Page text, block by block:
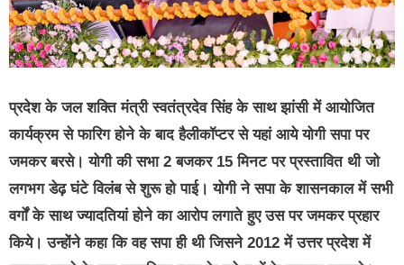
प्रदेश के जल शक्ति मंत्री स्वतंत्रदेव सिंह के साथ झांसी में आयोजित
कार्यक्रम से फारिग होने के बाद हैलीकॉप्टर से यहां आये योगी सपा पर
जमकर बरसे। योगी की सभा 2 बजकर 15 मिनट पर प्रस्तावित थी जो
लगभग डेढ़ घंटे विलंब से शुरू हो पाई। योगी ने सपा के शासनकाल में सभी
वर्गों के साथ ज्यादतियां होने का आरोप लगाते हुए उस पर जमकर प्रहार
किये। उन्होंने कहा कि वह सपा ही थी जिसने 2012 में उत्तर प्रदेश में